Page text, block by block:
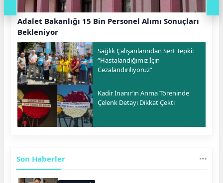
Adalet Bakanlığı 15 Bin Personel Alımı Sonuçları
Bekleniyor
Sağlık Çalışanlarından Sert Tepki:
“Hastalandığımız İçin
Cezalandırılıyoruz”
Kadir İnanır’ın Anma Töreninde
Çelenk Detayı Dikkat Çekti
Son Haberler